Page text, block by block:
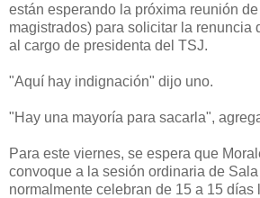
están esperando la próxima reunión
magistrados) para solicitar la renuncia
al cargo de presidenta del TSJ.
"Aquí hay indignación" dijo uno.
"Hay una mayoría para sacarla",
Para este viernes, se espera que
convoque a la sesión ordinaria de
normalmente celebran de 15 a 15 días